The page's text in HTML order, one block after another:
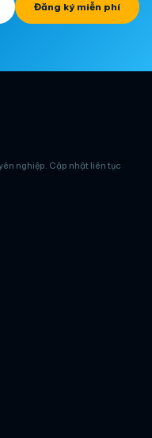
Đăng ký miễn phí
nghiệp. Cập nhật liên tục